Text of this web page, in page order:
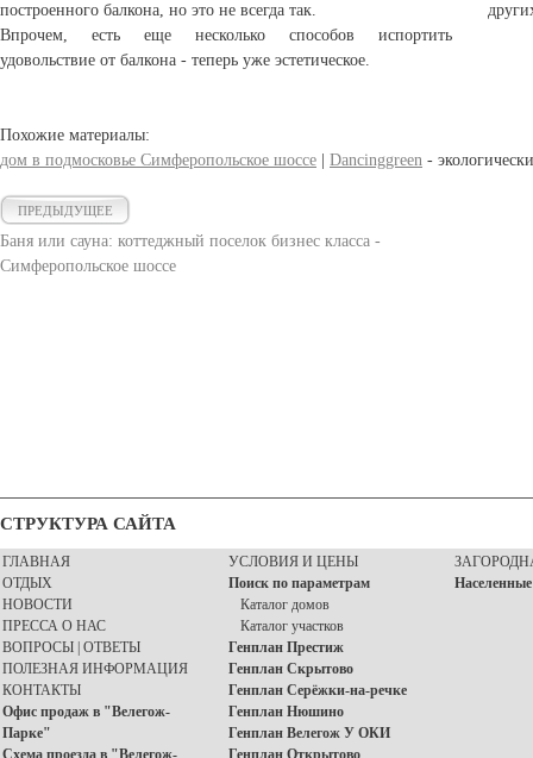
построенного балкона, но это не всегда так.
Впрочем, есть еще несколько способов испортить
удовольствие от балкона - теперь уже эстетическое.
Похожие материалы:
дом в подмосковье Симферопольское шоссе
Dancinggreen -
ПРЕДЫДУЩЕЕ
Баня или сауна: коттеджный поселок бизнес класса -
Симферопольское шоссе
СТРУКТУРА САЙТА
ГЛАВНАЯ
ОТДЫХ
НОВОСТИ
ПРЕССА О НАС
ВОПРОСЫ | ОТВЕТЫ
ПОЛЕЗНАЯ ИНФОРМАЦИЯ
КОНТАКТЫ
Офис продаж в "Велегож-
Парке"
Схема проезда в "Велегож-
УСЛОВИЯ И ЦЕНЫ
Поиск по параметрам
Каталог домов
Каталог участков
Генплан Престиж
Генплан Скрытово
Генплан Серёжки-на-речке
Генплан Нюшино
Генплан Велегож У ОКИ
Генплан Открытово